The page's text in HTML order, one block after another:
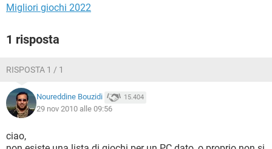
Migliori giochi 2022
1 risposta
RISPOSTA 1 / 1
Noureddine Bouzidi 15.404
29 nov 2010 alle 09:56
ciao,